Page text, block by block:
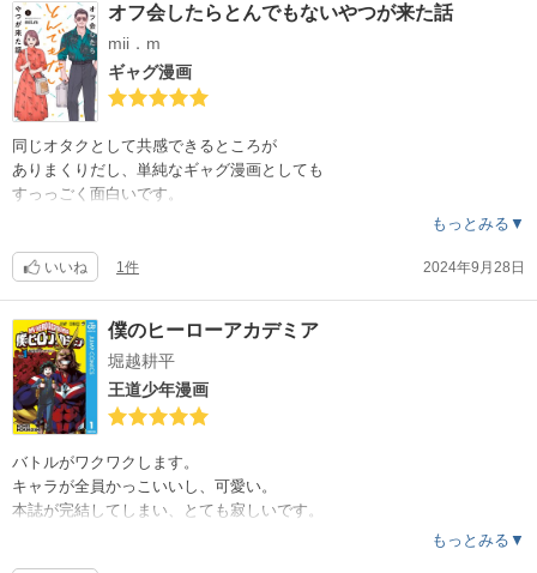
オフ会したらとんでもないやつが来た話
mii．m
ギャグ漫画
同じオタクとして共感できるところが
ありまくりだし、単純なギャグ漫画としても
すっっごく面白いです。
もっとみる▼
いいね 1件 2024年9月28日
僕のヒーローアカデミア
堀越耕平
王道少年漫画
バトルがワクワクします。
キャラが全員かっこいいし、可愛い。
本誌が完結してしまい、とても寂しいです。
もっとみる▼